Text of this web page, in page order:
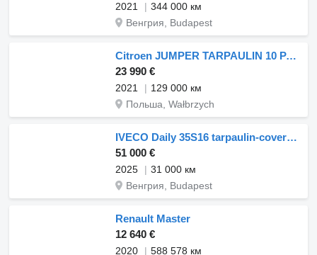
2021
344 000 км
Венгрия, Budapest
Citroen JUMPER TARPAULIN 10 PALLETS CRUISE CONTROL AIR CONDITIONING LED
23 990 €
2021
129 000 км
Польша, Wałbrzych
IVECO Daily 35S16 tarpaulin-covered flatbed truck+ Tail lift
51 000 €
2025
31 000 км
Венгрия, Budapest
Renault Master
12 640 €
2020
588 578 км